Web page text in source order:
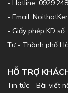
- Hotline:
- Email:
- Giấy phép KD
Tư - Thành phố
HỖ TRỢ
Tin tức - Bài viết